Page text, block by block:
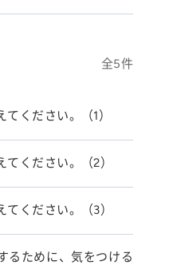
全5件
ください。（1）
ください。（2）
ください。（3）
るために、気をつける